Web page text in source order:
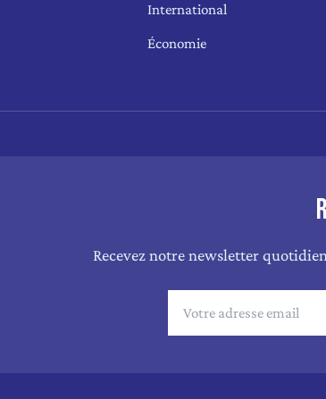
International
Économie
Recevez notre newsletter